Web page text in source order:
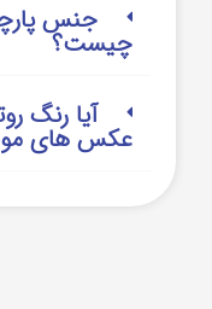
جنس
چیست؟
آیا رنگ
عکس های